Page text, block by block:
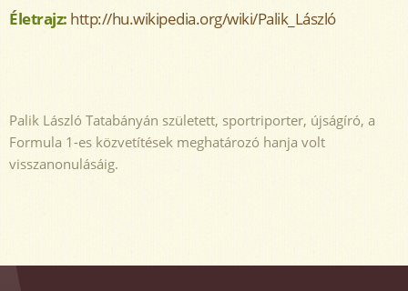
Életrajz: http://hu.wikipedia.org/wiki/Palik_László
Palik László Tatabányán született, sportriporter, újságíró, a
Formula 1-es közvetítések meghatározó hanja volt
visszanonulásáig.